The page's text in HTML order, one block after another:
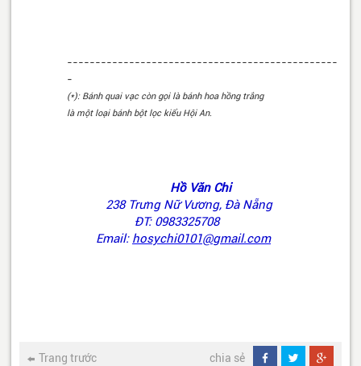
------------------------------------------------
-
(*): Bánh quai vạc còn gọi là bánh hoa hồng trắng
là một loại bánh bột lọc kiểu Hội An.
Hồ Văn Chi
238 Trưng Nữ Vương, Đà Nẵng
ĐT: 0983325708
Email: hosychi0101@gmail.com
Trang trước chia sẻ